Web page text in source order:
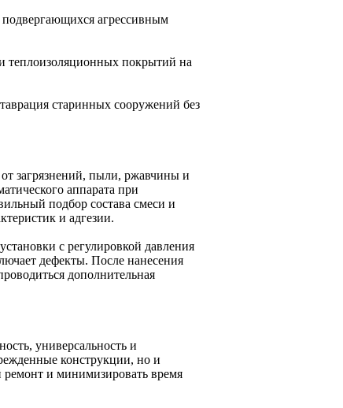
агрессивным
теплоизоляционных покрытий на
старинных сооружений без
загрязнений, пыли, ржавчины и
аппарата при
подбор состава смеси и
и адгезии.
с регулировкой давления
дефекты. После нанесения
дополнительная
универсальность и
конструкции, но и
ремонт и минимизировать время